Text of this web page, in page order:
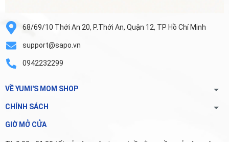
68/69/10 Thới An 20, P.Thới An, Quận 12, TP Hồ Chí Minh
support@sapo.vn
0942232299
VỀ YUMI'S MOM SHOP
CHÍNH SÁCH
GIỜ MỞ CỬA